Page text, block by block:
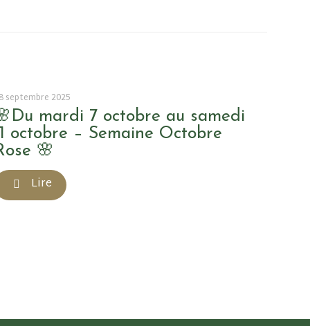
septembre 2025
mardi 7 octobre au samedi
octobre – Semaine Octobre
🌸
Lire